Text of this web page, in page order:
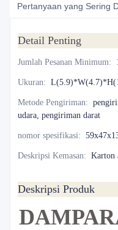
Pertanyaan yang Sering
Detail Penting
Jumlah Pesanan Minimum:
Ukuran:
Metode Pengiriman:
udara, pengiriman darat
nomor spesifikasi:
Deskripsi Kemasan: Karton
Deskripsi Produk